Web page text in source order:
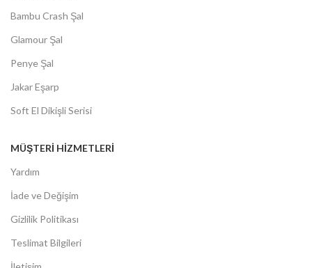
Bambu Crash Şal
Glamour Şal
Penye Şal
Jakar Eşarp
Soft El Dikişli Serisi
MÜŞTERİ HİZMETLERİ
Yardım
İade ve Değişim
Gizlilik Politikası
Teslimat Bilgileri